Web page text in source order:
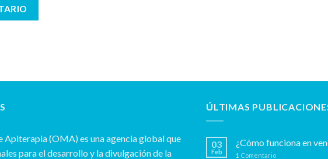
Apiterapia (OMA) es una agencia global que
para el desarrollo y la divulgación de la
ÚLTIMAS
03
Feb
¿Cómo funciona en
1 Comentario